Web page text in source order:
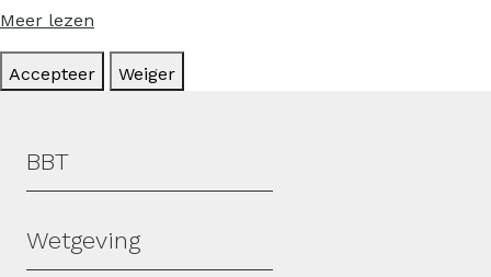
Meer lezen
Accepteer Weiger
Hoofdmenu
BBT
Wetgeving